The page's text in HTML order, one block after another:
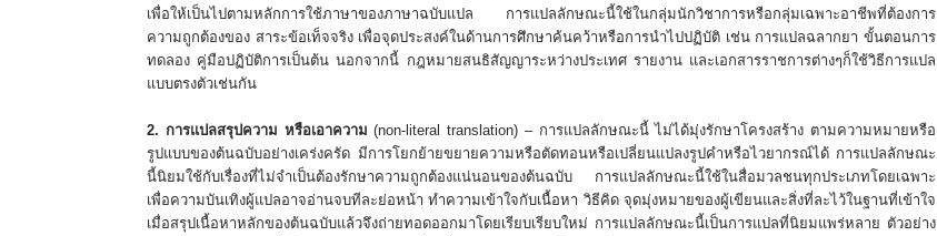
เพื่อให้เป็นไปตามหลักการใช้ภาษาของภาษาฉบับแปล การแปลลักษณะนี้ใช้ในกลุ่มนักวิชาการหรือกลุ่มเฉพาะอาชีพที่ต้องการ
ความถูกต้องของ สาระข้อเท็จจริง เพื่อจุดประสงค์ในด้านการศึกษาค้นคว้าหรือการนําไปปฏิบัติ เช่น การแปลฉลากยา ขั้นตอนการ
ทดลอง คู่มือปฏิบัติการเป็นต้น นอกจากนี้ กฎหมายสนธิสัญญาระหว่างประเทศ รายงาน และเอกสารราชการต่างๆก็ใช้วิธีการแปล
แบบตรงตัวเช่นกัน
​2. การแปลสรุปความ หรือเอาความ (non-literal translation) – การแปลลักษณะนี้ ไม่ได้มุ่งรักษาโครงสร้าง ตามความหมายหรือ
รูปแบบของต้นฉบับอย่างเคร่งครัด มีการโยกย้ายขยายความหรือตัดทอนหรือเปลี่ยนแปลงรูปคําหรือไวยากรณ์ได้ การแปลลักษณะ
นี้นิยมใช้กับเรื่องที่ไม่จําเป็นต้องรักษาความถูกต้องแน่นอนของต้นฉบับ การแปลลักษณะนี้ใช้ในสื่อมวลชนทุกประเภทโดยเฉพาะ
เพื่อความบันเทิงผู้แปลอาจอ่านจบทีละย่อหน้า ทําความเข้าใจกับเนื้อหา วิธีคิด จุดมุ่งหมายของผู้เขียนและสิ่งที่ละไว้ในฐานที่เข้าใจ
เมื่อสรุปเนื้อหาหลักของต้นฉบับแล้วจึงถ่ายทอดออกมาโดยเรียบเรียบใหม่ การแปลลักษณะนี้เป็นการแปลที่นิยมแพร่หลาย ตัวอย่าง